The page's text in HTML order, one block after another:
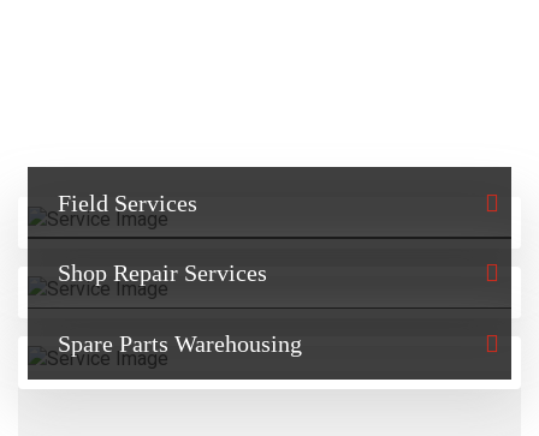
Field Services
Shop Repair Services
Spare Parts Warehousing